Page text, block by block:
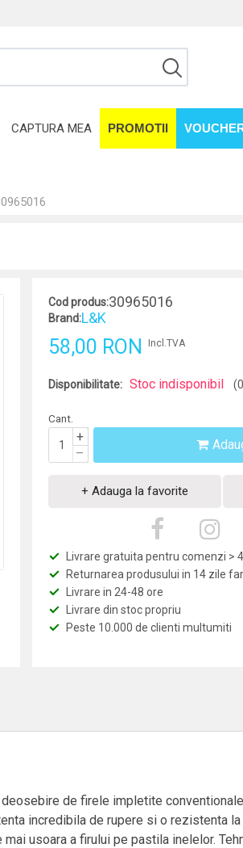
CAPTURA MEA PROMOTII
Cod produs:30965016
Brand:L&K
58,00 RON Incl.TVA
Disponibilitate: Stoc indisponibil
Cant.
+
–
+ Adauga la favorite
Livrare gratuita pentru comenzi >
Returnarea produsului in 14 zile
Livrare in 24-48 ore
Livrare din stoc propriu
Peste 10.000 de clienti multumiti
de firele impletite
incredibila de rupere si o rezistenta
usoara a firului pe pastila inelelor.